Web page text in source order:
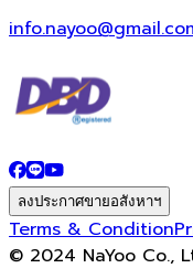
ลงประกาศขายอสังหาฯ
Terms & Condition
© 2024 NaYoo Co.,